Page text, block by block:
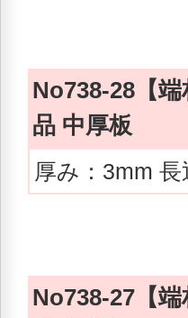
No738-28【
品 中厚板
厚み：3mm
No738-27【